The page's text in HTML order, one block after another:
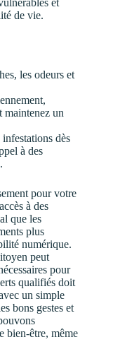
et
de vie.
les odeurs et
maintenez un
dès
à des
pour votre
à des
que les
plus
numérique.
peut
pour
qualifiés doit
un simple
bons gestes et
bien-être, même